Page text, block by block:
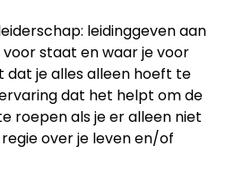
leidinggeven aan
staat en waar je voor
je alles alleen hoeft te
dat het helpt om de
roepen als je er alleen niet
over je leven en/of